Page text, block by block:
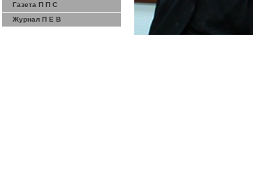
Газета П П С
Журнал П Е В